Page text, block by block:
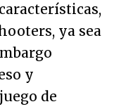
ya sea
y
de